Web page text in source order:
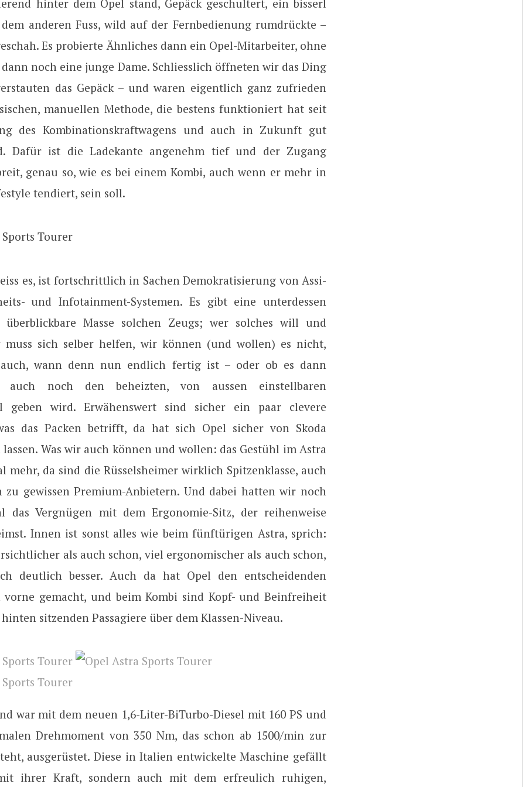
hinter dem Opel stand, Gepäck geschultert, ein bisserl
anderen Fuss, wild auf der Fernbedienung rumdrückte –
Es probierte Ähnliches dann ein Opel-Mitarbeiter, ohne
dann noch eine junge Dame. Schliesslich öffneten wir das Ding
das Gepäck – und waren eigentlich ganz zufrieden
manuellen Methode, die bestens funktioniert hat seit
des Kombinationskraftwagens und auch in Zukunft gut
Dafür ist die Ladekante angenehm tief und der Zugang
genau so, wie es bei einem Kombi, auch wenn er mehr in
tendiert, sein soll.
es, ist fortschrittlich in Sachen Demokratisierung von Assi-
und Infotainment-Systemen. Es gibt eine unterdessen
Masse solchen Zeugs; wer solches will und
muss sich selber helfen, wir können (und wollen) es nicht,
wann denn nun endlich fertig ist – oder ob es dann
auch noch den beheizten, von aussen einstellbaren
geben wird. Erwähenswert sind sicher ein paar clevere
das Packen betrifft, da hat sich Opel sicher von Skoda
Was wir auch können und wollen: das Gestühl im Astra
mehr, da sind die Rüsselsheimer wirklich Spitzenklasse, auch
zu gewissen Premium-Anbietern. Und dabei hatten wir noch
das Vergnügen mit dem Ergonomie-Sitz, der reihenweise
Innen ist sonst alles wie beim fünftürigen Astra, sprich:
als auch schon, viel ergonomischer als auch schon,
deutlich besser. Auch da hat Opel den entscheidenden
gemacht, und beim Kombi sind Kopf- und Beinfreiheit
sitzenden Passagiere über dem Klassen-Niveau.
war mit dem neuen 1,6-Liter-BiTurbo-Diesel mit 160 PS und
Drehmoment von 350 Nm, das schon ab 1500/min zur
ausgerüstet. Diese in Italien entwickelte Maschine gefällt
ihrer Kraft, sondern auch mit dem erfreulich ruhigen,